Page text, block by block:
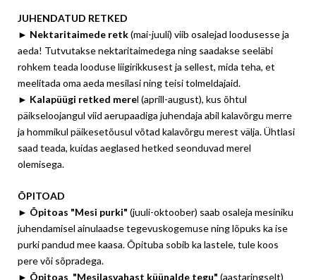
JUHENDATUD RETKED
► Nektaritaimede retk(mai-juuli) viib osalejad loodusesse ja
aeda! Tutvutakse nektaritaimedega ning saadakse seeläbi
rohkem teada looduse liigirikkusest ja sellest, mida teha, et
meelitada oma aeda mesilasi ning teisi tolmeldajaid.
► Kalapüügi retked merel (aprill-august), kus õhtul
päikseloojangul viid aerupaadiga juhendaja abil kalavõrgu merre
ja hommikul päikesetõusul võtad kalavõrgu merest välja. Ühtlasi
saad teada, kuidas aeglased hetked seonduvad merel
olemisega.
ÕPITOAD
► Õpitoas "Mesi purki" (juuli-oktoober) saab osaleja mesiniku
juhendamisel ainulaadse tegevuskogemuse ning lõpuks ka ise
purki pandud mee kaasa. Õpituba sobib ka lastele, tule koos
pere või sõpradega.
► Õpitoas "Mesilasvahast küünalde tegu" (aastaringselt)